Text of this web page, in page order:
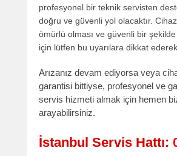
profesyonel bir teknik servisten
doğru ve güvenli yol olacaktır.
ömürlü olması ve güvenli bir şekilde
için lütfen bu uyarılara dikkat
Arızanız devam ediyorsa veya
garantisi bittiyse, profesyonel ve
servis hizmeti almak için hemen
arayabilirsiniz.
İstanbul Servis Hattı: